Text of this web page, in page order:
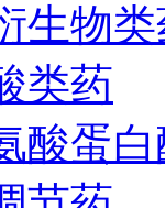
生物
类药
酸蛋